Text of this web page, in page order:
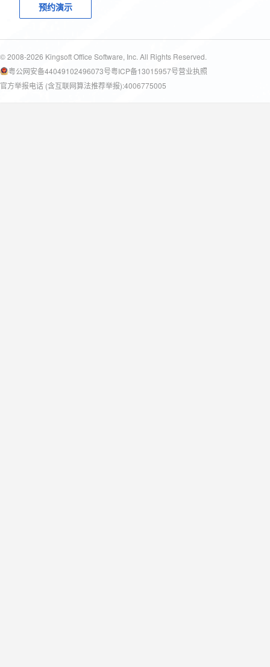
预约演示
© 2008-2026 Kingsoft Office Software, Inc. All Rights Reserved.
粤公网安备44049102496073号粤ICP备13015957号营业执照
官方举报电话 (含互联网算法推荐举报):4006775005